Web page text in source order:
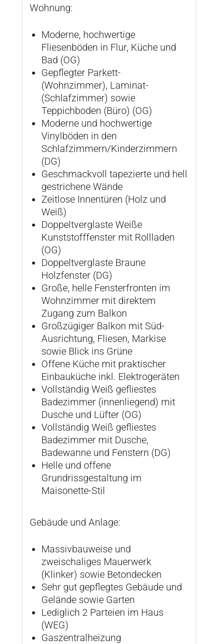
Wohnung:
Moderne, hochwertige
Fliesenböden in Flur, Küche und
Bad (OG)
Gepflegter Parkett-
(Wohnzimmer), Laminat-
(Schlafzimmer) sowie
Teppichboden (Büro) (OG)
Moderne und hochwertige
Vinylböden in den
Schlafzimmern/Kinderzimmern
(DG)
Geschmackvoll tapezierte und hell
gestrichene Wände
Zeitlose Innentüren (Holz und
Weiß)
Doppeltverglaste Weiße
Kunststofffenster mit Rollladen
(OG)
Doppeltverglaste Braune
Holzfenster (DG)
Große, helle Fensterfronten im
Wohnzimmer mit direktem
Zugang zum Balkon
Großzügiger Balkon mit Süd-
Ausrichtung, Fliesen, Markise
sowie Blick ins Grüne
Offene Küche mit praktischer
Einbauküche inkl. Elektrogeräten
Vollständig Weiß gefliestes
Badezimmer (innenliegend) mit
Dusche und Lüfter (OG)
Vollständig Weiß gefliestes
Badezimmer mit Dusche,
Badewanne und Fenstern (DG)
Helle und offene
Grundrissgestaltung im
Maisonette-Stil
Gebäude und Anlage:
Massivbauweise und
zweischaliges Mauerwerk
(Klinker) sowie Betondecken
Sehr gut gepflegtes Gebäude und
Gelände sowie Garten
Lediglich 2 Parteien im Haus
(WEG)
Gaszentralheizung